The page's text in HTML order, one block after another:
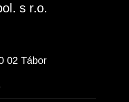
s r.o.
02 Tábor